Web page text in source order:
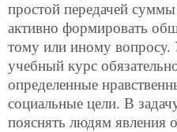
простой передачей
активно формировать
тому или иному вопросу.
учебный курс
определенные
социальные цели. В
пояснять людям